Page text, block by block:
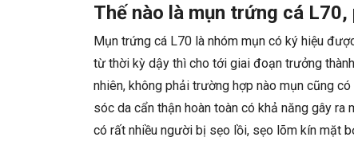
Thế nào là mụn trứng cá
Mụn trứng cá L70 là nhóm mụn có ký hiệu
từ thời kỳ dậy thì cho tới giai đoạn trưởng
nhiên, không phải trường hợp nào mụn cũng
sóc da cẩn thận hoàn toàn có khả năng gây
có rất nhiều người bị sẹo lồi, sẹo lõm kín mặt